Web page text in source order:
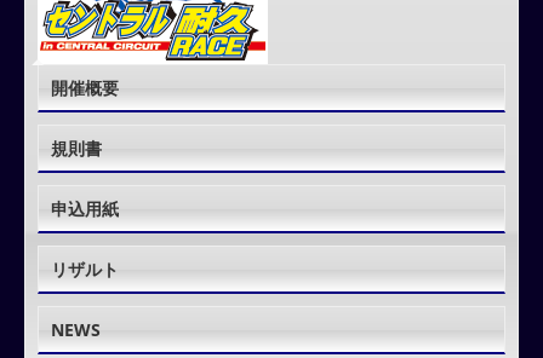
開催概要
規則書
申込用紙
リザルト
NEWS